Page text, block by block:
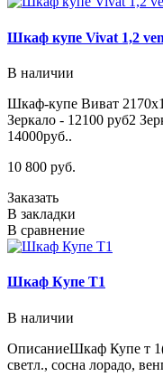
Шкаф купе Vivat 1,2
В наличии
Шкаф-купе Виват
Зеркало - 12100 руб2
14000руб..
10 800 руб.
Заказать
В закладки
В сравнение
Шкаф Купе Т1
В наличии
ОписаниеШкаф Купе т
светл., сосна лорадо,